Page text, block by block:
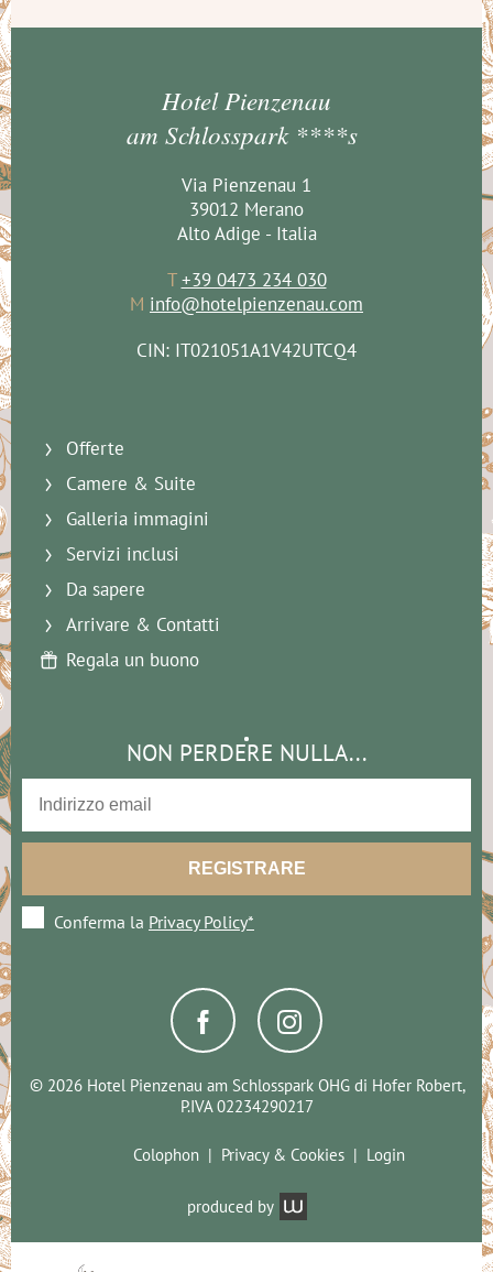
Hotel Pienzenau
am Schlosspark ****s
Via Pienzenau 1
39012 Merano
Alto Adige - Italia
T+39 0473 234 030
M info@hotelpienzenau.com
CIN: IT021051A1V42UTCQ4
Offerte
Camere & Suite
Galleria immagini
Servizi inclusi
Da sapere
Arrivare & Contatti
Regala un buono
NON PERDERE NULLA...
Conferma la Privacy Policy*
© 2026 Hotel Pienzenau am Schlosspark OHG di Hofer Robert,
P.IVA 02234290217
Colophon Privacy & Cookies Login
produced by